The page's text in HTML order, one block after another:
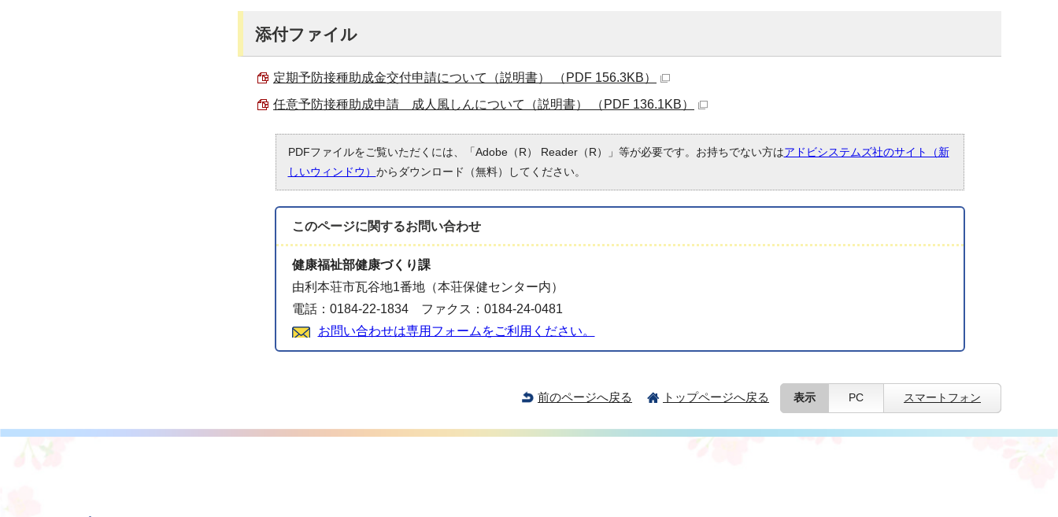
添付ファイル
定期予防接種助成金交付申請について（説明書） （PDF 156.3KB）
任意予防接種助成申請 成人風しんについて（説明書） （PDF 136.1KB）
PDFファイルをご覧いただくには、「Adobe（R） Reader（R）」等が必要です。お持ちでない方はアドビシステムズ社のサイト（新
しいウィンドウ） からダウンロード（無料）してください。
このページに関するお問い合わせ
健康福祉部健康づくり課
由利本荘市瓦谷地1番地（本荘保健センター内）
電話：0184-22-1834 ファクス：0184-24-0481
お問い合わせは専用フォームをご利用ください。
前のページへ戻る トップページへ戻る 表示 PC スマートフォン